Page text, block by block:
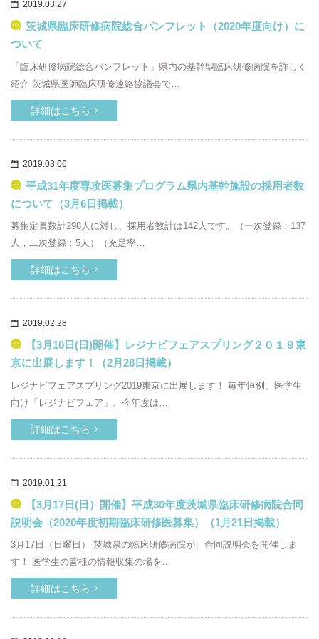
2019.03.27
茨城県臨床研修病院総合パンフレット（2020年度向け）に
ついて
「臨床研修病院総合パンフレット」県内の基幹型臨床研修病院を詳しく
紹介 茨城県医師臨床研修連絡協議会で…
詳細はこちら
2019.03.06
平成31年度専攻医募集プログラム県内基幹施設の採用者数
について（3月6日掲載）
募集定員数計298人に対し、採用者数計は142人です。（一次登録：137
人，二次登録：5人）（充足率…
詳細はこちら
2019.02.28
【3月10日(日)開催】レジナビフェアスプリング２０１９東
京に出展します！（2月28日掲載）
レジナビフェアスプリング2019東京に出展します！ 毎年恒例、医学生
向け「レジナビフェア」。今年度は…
詳細はこちら
2019.01.21
【3月17日(日）開催】平成30年度茨城県臨床研修病院合同
説明会（2020年度初期臨床研修医募集）（1月21日掲載）
3月17日（日曜日） 茨城県の臨床研修病院が、合同説明会を開催しま
す！ 医学生の皆様の情報収集の場を…
詳細はこちら